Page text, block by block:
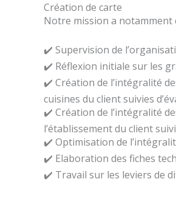
Création de carte
Notre mission a notamment
✔️ Supervision de
✔️ Réflexion initiale sur les
✔️ Création de l’intégralité
cuisines du client suivies
✔️ Création de l’intégralité
l’établissement du client
✔️ Optimisation de
✔️ Elaboration des fiches
✔️ Travail sur les leviers de